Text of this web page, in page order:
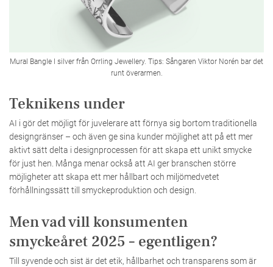
Mural Bangle I silver från Orrling Jewellery. Tips: Sångaren Viktor Norén bar det
runt överarmen.
Teknikens under
AI i gör det möjligt för juvelerare att förnya sig bortom traditionella
designgränser – och även ge sina kunder möjlighet att på ett mer
aktivt sätt delta i designprocessen för att skapa ett unikt smycke
för just hen. Många menar också att AI ger branschen större
möjligheter att skapa ett mer hållbart och miljömedvetet
förhållningssätt till smyckeproduktion och design.
Men vad vill konsumenten
smyckeåret 2025 – egentligen?
Till syvende och sist är det etik, hållbarhet och transparens som är